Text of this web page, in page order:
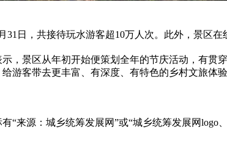
31日，共接待玩水游客超10万人次。此外，景区
，景区从年初开始便策划全年的节庆活动，有
游客带去更丰富、有深度、有特色的乡村文旅体验
有“来源：城乡统筹发展网”或“城乡统筹发展网